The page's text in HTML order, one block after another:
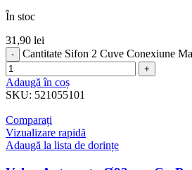
În stoc
31,90 lei
Cantitate Sifon 2 Cuve Conexiune
Adaugă în coș
SKU: 521055101
Comparați
Vizualizare rapidă
Adaugă la lista de dorințe